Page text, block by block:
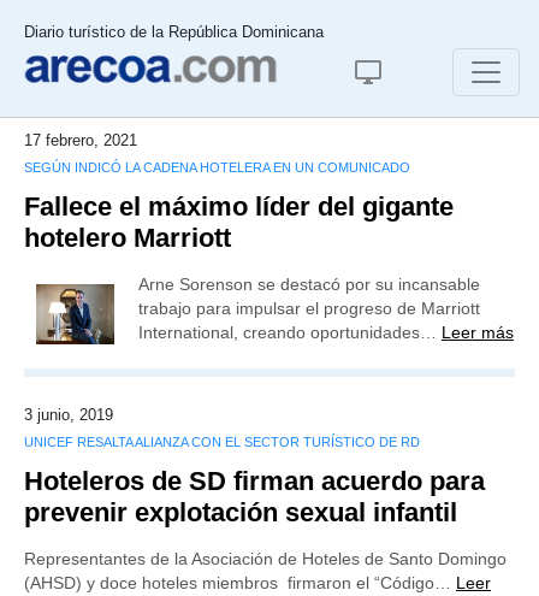
Diario turístico de la República Dominicana
17 febrero, 2021
SEGÚN INDICÓ LA CADENA HOTELERA EN UN COMUNICADO
Fallece el máximo líder del gigante
hotelero Marriott
Arne Sorenson se destacó por su incansable
trabajo para impulsar el progreso de Marriott
International, creando oportunidades… Leer más
3 junio, 2019
UNICEF RESALTA ALIANZA CON EL SECTOR TURÍSTICO DE RD
Hoteleros de SD firman acuerdo para
prevenir explotación sexual infantil
Representantes de la Asociación de Hoteles de Santo Domingo
(AHSD) y doce hoteles miembros firmaron el “Código… Leer